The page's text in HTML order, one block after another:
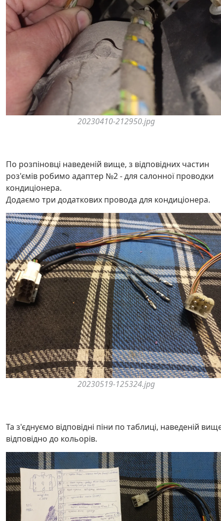
20230410-212950.jpg
По розпіновці наведеній вище, з відповідних частин
роз'ємів робимо адаптер №2 - для салонної проводки
кондиціонера.
Додаємо три додаткових провода для кондиціонера.
20230519-125324.jpg
Та з'єднуємо відповідні піни по таблиці, наведеній
відповідно до кольорів.